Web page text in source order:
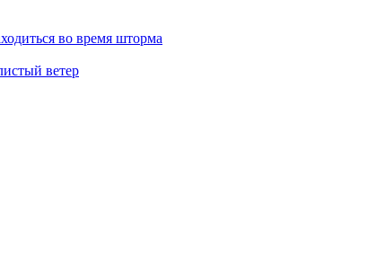
во время шторма
ветер